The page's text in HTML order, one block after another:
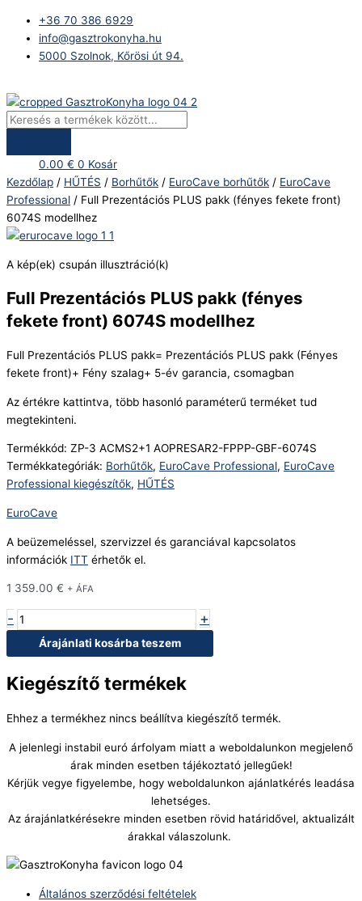
content
+36 70 386 6929
info@gasztrokonyha.hu
5000 Szolnok, Kőrösi út 94.
search
0.00 € 0 Kosár
Kezdőlap / HŰTÉS / Borhűtők / EuroCave borhűtők / EuroCave
Professional / Full Prezentációs PLUS pakk (fényes fekete front)
6074S modellhez
A kép(ek) csupán illusztráció(k)
Full Prezentációs PLUS pakk (fényes
fekete front) 6074S modellhez
Full Prezentációs PLUS pakk= Prezentációs PLUS pakk (Fényes
fekete front)+ Fény szalag+ 5-év garancia, csomagban
Az értékre kattintva, több hasonló paraméterű terméket tud
megtekinteni.
Termékkód: ZP-3 ACMS2+1 AOPRESAR2-FPPP-GBF-6074S
Termékkategóriák: Borhűtők, EuroCave Professional, EuroCave
Professional kiegészítők, HŰTÉS
EuroCave
A beüzemeléssel, szervizzel és garanciával kapcsolatos
információk ITT érhetők el.
1 359.00 € + ÁFA
-
Prezentációs
PLUS
pakk
fekete
front)
6074S
mennyiség
+
Árajánlati kosárba teszem
Kiegészítő termékek
Ehhez a termékhez nincs beállítva kiegészítő termék.
A jelenlegi instabil euró árfolyam miatt a weboldalunkon megjelenő
árak minden esetben tájékoztató jellegűek!
Kérjük vegye figyelembe, hogy weboldalunkon ajánlatkérés leadása
lehetséges.
Az árajánlatkérésekre minden esetben rövid határidővel, aktualizált
árakkal válaszolunk.
Általános szerződési feltételek